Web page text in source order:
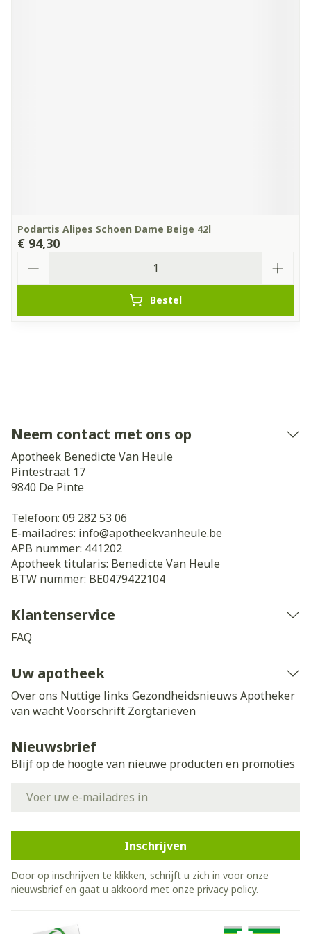
Podartis Alipes Schoen Dame Beige 42l
€ 94,30
Bestel
Neem contact met ons op
Apotheek Benedicte Van Heule
Pintestraat 17
9840 De Pinte
Telefoon: 09 282 53 06
E-mailadres: info@apotheekvanheule.be
APB nummer: 441202
Apotheek titularis: Benedicte Van Heule
BTW nummer: BE0479422104
Klantenservice
FAQ
Uw apotheek
Over ons Nuttige links Gezondheidsnieuws Apotheker
van wachtVoorschrift Zorgtarieven
Nieuwsbrief
Blijf op de hoogte van nieuwe producten en promoties
Inschrijven
Door op inschrijven te klikken, schrijft u zich in voor onze
nieuwsbrief en gaat u akkoord met onze privacy policy.